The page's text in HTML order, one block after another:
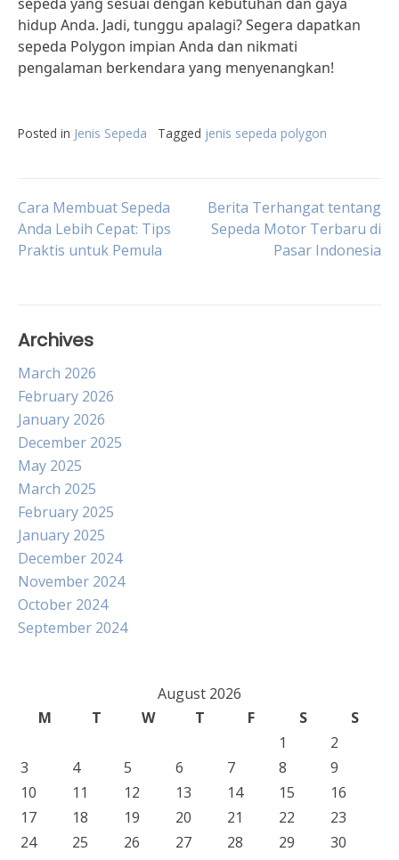
hidup Anda. Jadi, tunggu apalagi? Segera dapatkan
sepeda Polygon impian Anda dan nikmati
pengalaman berkendara yang menyenangkan!
Posted in Jenis Sepeda Tagged jenis sepeda polygon
Post
navigation
Cara Membuat Sepeda
Anda Lebih Cepat: Tips
Praktis untuk Pemula
Berita Terhangat tentang
Sepeda Motor Terbaru di
Pasar Indonesia
Archives
March 2026
February 2026
January 2026
December 2025
May 2025
March 2025
February 2025
January 2025
December 2024
November 2024
October 2024
September 2024
August 2026
M
T W T F S
S
1
2
3
4 5 6 7 8
9
10
11 12 13 14 15
16
17
18 19 20 21 22
23
24
25 26 27 28 29
30